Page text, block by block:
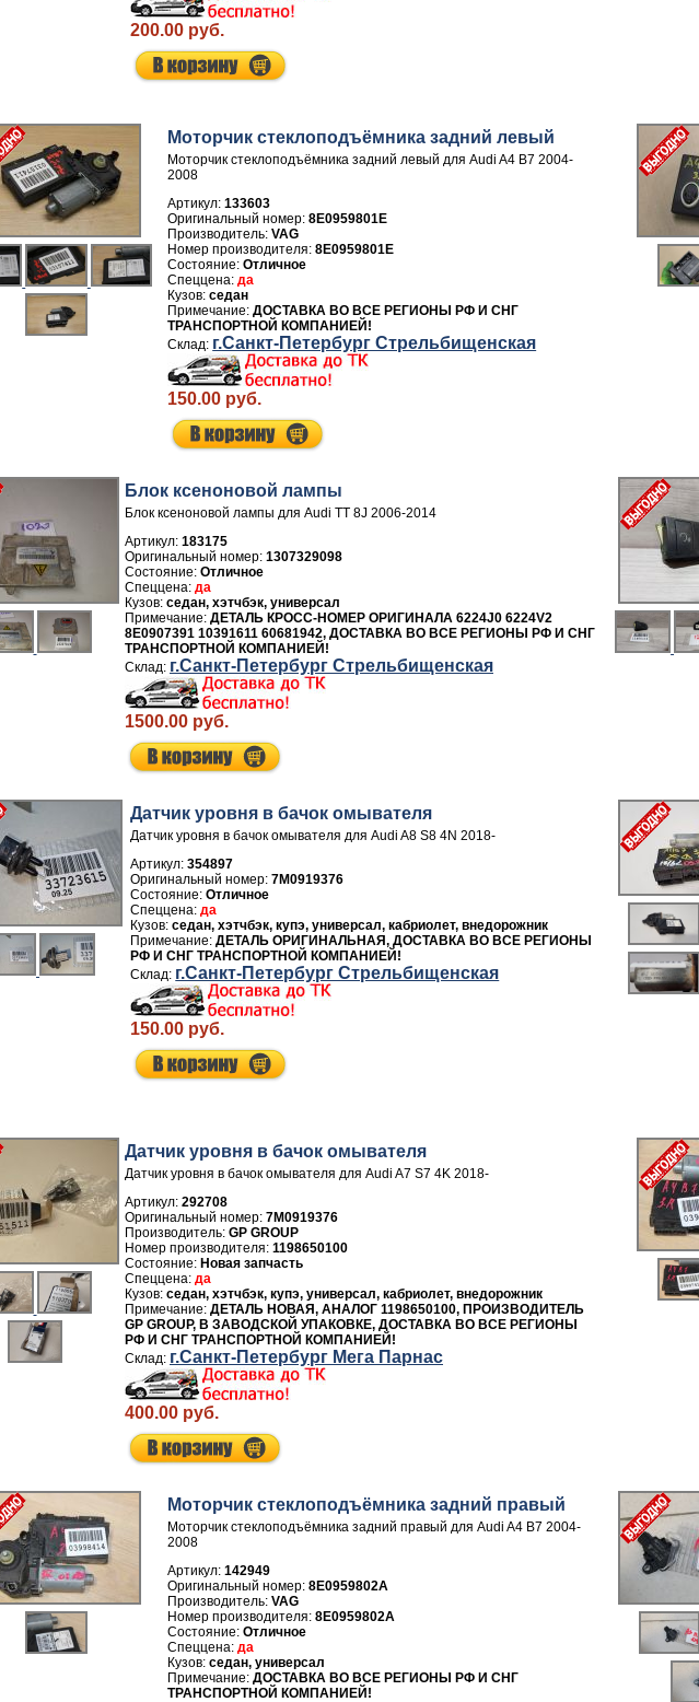
200.00 руб.
Моторчик стеклоподъёмника задний левый
Моторчик стеклоподъёмника задний левый для Audi A4 B7 2004-
2008
Артикул:133603
8E0959801E
Производитель:VAG
Номер производителя:8E0959801E
Отличное
да
седан
ДОСТАВКА ВО ВСЕ РЕГИОНЫ РФ И СНГ
ТРАНСПОРТНОЙ КОМПАНИЕЙ!
г.Санкт-Петербург Стрельбищенская
150.00 руб.
Блок ксеноновой лампы
Блок ксеноновой лампы для Audi TT 8J 2006-2014
Артикул: 183175
1307329098
Отличное
да
седан, хэтчбэк, универсал
ДЕТАЛЬ КРОСС-НОМЕР ОРИГИНАЛА 6224J0 6224V2
8E0907391 10391611 60681942, ДОСТАВКА ВО ВСЕ РЕГИОНЫ РФ И СНГ
ТРАНСПОРТНОЙ КОМПАНИЕЙ!
г.Санкт-Петербург Стрельбищенская
1500.00 руб.
Датчик уровня в бачок омывателя
Датчик уровня в бачок омывателя для Audi A8 S8 4N 2018-
Артикул:354897
7M0919376
Отличное
да
седан, хэтчбэк, купэ, универсал, кабриолет, внедорожник
ДЕТАЛЬ ОРИГИНАЛЬНАЯ, ДОСТАВКА ВО ВСЕ РЕГИОНЫ
РФ И СНГ ТРАНСПОРТНОЙ КОМПАНИЕЙ!
г.Санкт-Петербург Стрельбищенская
150.00 руб.
Датчик уровня в бачок омывателя
Датчик уровня в бачок омывателя для Audi A7 S7 4K 2018-
Артикул: 292708
7M0919376
Производитель: GP GROUP
Номер производителя: 1198650100
Новая запчасть
да
седан, хэтчбэк, купэ, универсал, кабриолет, внедорожник
ДЕТАЛЬ НОВАЯ, АНАЛОГ 1198650100, ПРОИЗВОДИТЕЛЬ
GP GROUP, В ЗАВОДСКОЙ УПАКОВКЕ, ДОСТАВКА ВО ВСЕ РЕГИОНЫ
РФ И СНГ ТРАНСПОРТНОЙ КОМПАНИЕЙ!
г.Санкт-Петербург Мега Парнас
400.00 руб.
Моторчик стеклоподъёмника задний правый
Моторчик стеклоподъёмника задний правый для Audi A4 B7 2004-
2008
Артикул:142949
8E0959802A
Производитель:VAG
Номер производителя:8E0959802A
Отличное
да
седан, универсал
ДОСТАВКА ВО ВСЕ РЕГИОНЫ РФ И СНГ
ТРАНСПОРТНОЙ КОМПАНИЕЙ!